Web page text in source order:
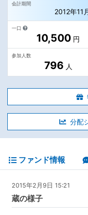
会計期間
2012年11
一口
10,500 円
参加人数
796 人
分配
ファンド情報
2015年2月9日 15:21
蔵の様子